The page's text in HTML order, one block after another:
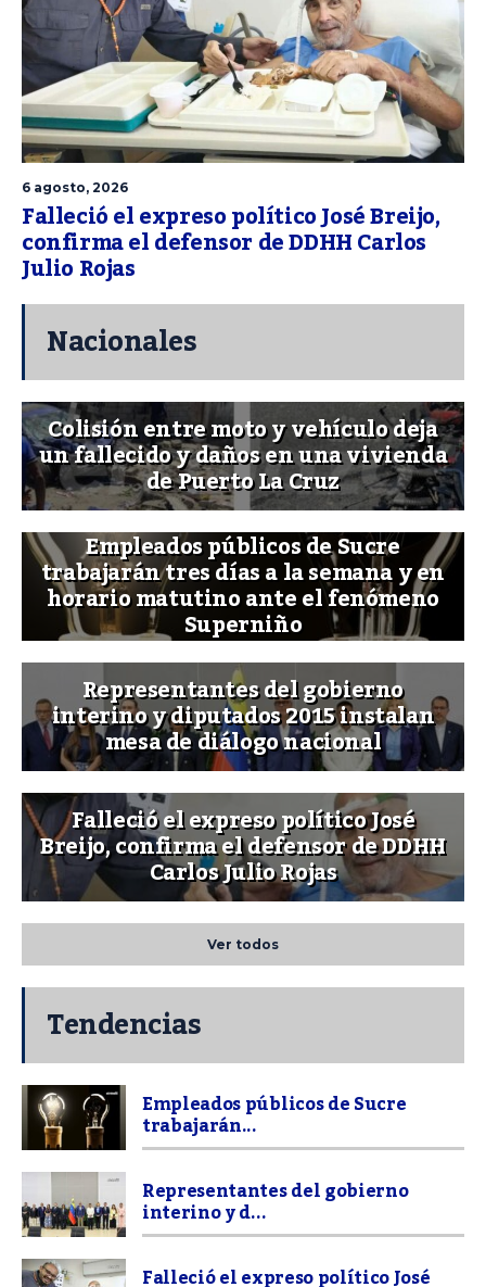
6 agosto, 2026
Falleció el expreso político José Breijo,
confirma el defensor de DDHH Carlos
Julio Rojas
Nacionales
Colisión entre moto y vehículo deja
un fallecido y daños en una vivienda
de Puerto La Cruz
Empleados públicos de Sucre
trabajarán tres días a la semana y en
horario matutino ante el fenómeno
Superniño
Representantes del gobierno
interino y diputados 2015 instalan
mesa de diálogo nacional
Falleció el expreso político José
Breijo, confirma el defensor de DDHH
Carlos Julio Rojas
Ver todos
Tendencias
Empleados públicos de Sucre
trabajarán...
Representantes del gobierno
interino y d...
Falleció el expreso político José